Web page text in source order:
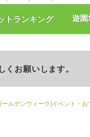
トランキング 遊園
お願いします。
ルデンウィーク)イベント・お